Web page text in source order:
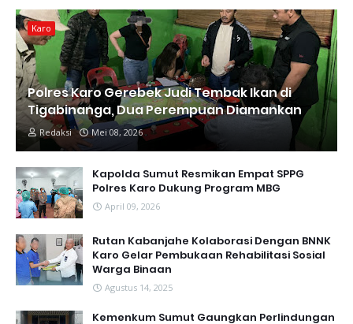
Karo
Polres Karo Gerebek Judi Tembak Ikan di
Tigabinanga, Dua Perempuan Diamankan
Redaksi Mei 08, 2026
Kapolda Sumut Resmikan Empat SPPG
Polres Karo Dukung Program MBG
April 09, 2026
Rutan Kabanjahe Kolaborasi Dengan BNNK
Karo Gelar Pembukaan Rehabilitasi Sosial
Warga Binaan
Agustus 14, 2025
Kemenkum Sumut Gaungkan Perlindungan